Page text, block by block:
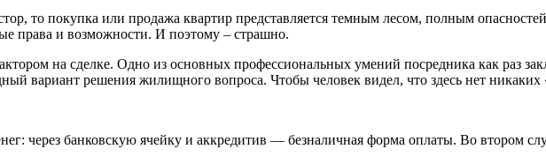
то покупка или продажа квартир представляется темным лесом, полным
права и возможности. И поэтому – страшно.
на сделке. Одно из основных профессиональных умений посредника как раз
вариант решения жилищного вопроса. Чтобы человек видел, что здесь нет
через банковскую ячейку и аккредитив — безналичная форма оплаты. Во втором